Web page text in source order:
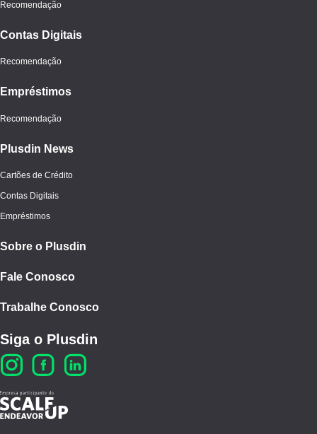
Recomendação
Contas Digitais
Recomendação
Empréstimos
Recomendação
Plusdin News
Cartões de Crédito
Contas Digitais
Empréstimos
Sobre o Plusdin
Fale Conosco
Trabalhe Conosco
Siga o Plusdin